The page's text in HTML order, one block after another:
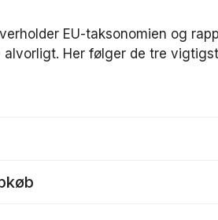
EU-taksonomien og
Her følger de tre